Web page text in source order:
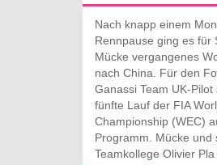
Nach knapp einem
Rennpause ging es für
Mücke vergangenes
nach China. Für den
Ganassi Team UK-
fünfte Lauf der FIA
Championship (WEC)
Programm. Mücke und
Teamkollege Olivier